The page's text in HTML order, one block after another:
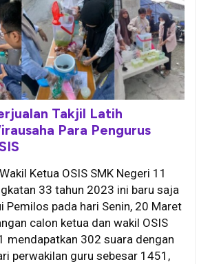
Takjil Latih
Para Pengurus
Ketua OSIS SMK Negeri 11
33 tahun 2023 ini baru saja
Pemilos pada hari Senin, 20 Maret
calon ketua dan wakil OSIS
mendapatkan 302 suara dengan
perwakilan guru sebesar 1451,